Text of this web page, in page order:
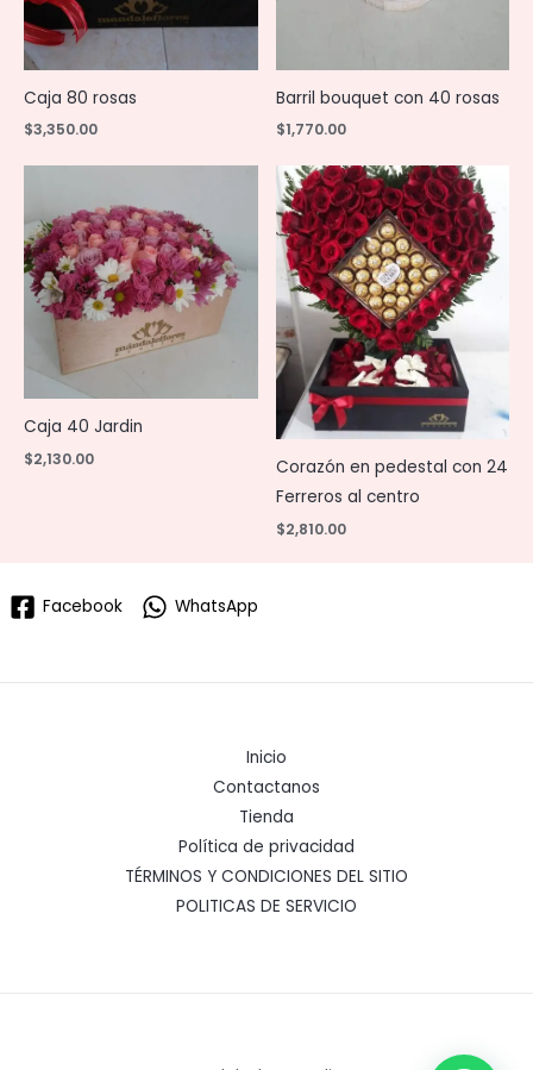
Caja 80 rosas
$3,350.00
Barril bouquet con 40 rosas
$1,770.00
Caja 40 Jardin
$2,130.00
Corazón en pedestal con 24
Ferreros al centro
$2,810.00
Facebook WhatsApp
Inicio
Contactanos
Tienda
Política de privacidad
TÉRMINOS Y CONDICIONES DEL SITIO
POLITICAS DE SERVICIO